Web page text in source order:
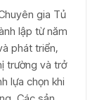
gia Tủ
lập từ năm
phát triển,
trường và trở
lựa chọn khi